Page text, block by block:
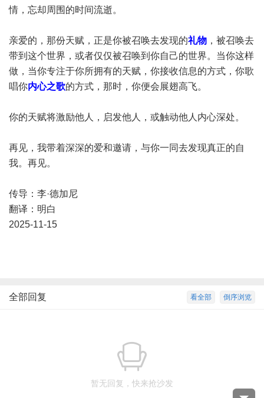
情，忘却周围的时间流逝。
亲爱的，那份天赋，正是你被召唤去发现的礼物 ，被召唤去
带到这个世界，或者仅仅被召唤到你自己的世界。当你这样
做，当你专注于你所拥有的天赋，你接收信息的方式，你歌
唱你内心之歌的方式，那时，你便会展翅高飞。
你的天赋将激励他人，启发他人，或触动他人内心深处。
再见，我带着深深的爱和邀请，与你一同去发现真正的自
我。再见。
传导：李·德加尼
翻译：明白
2025-11-15
倒序浏览
看全部
全部回复
暂无回复，快来抢沙发